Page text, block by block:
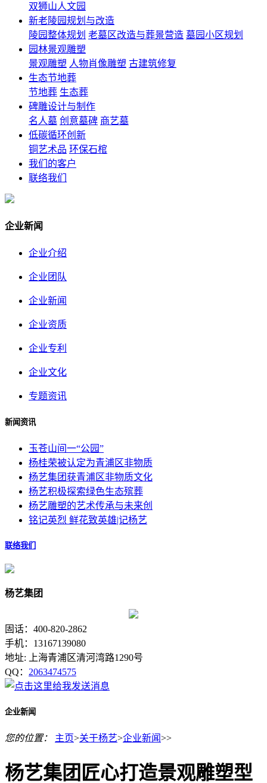
双狮山人文园
新老陵园规划与改造
陵园整体规划 老墓区改造与葬景营造 墓园小区规划
园林景观雕塑
景观雕塑 人物肖像雕塑 古建筑修复
生态节地葬
节地葬 生态葬
碑雕设计与制作
名人墓 创意墓碑 商艺墓
低碳循环创新
铜艺术品 环保石棺
我们的客户
联络我们
企业新闻
企业介绍
企业团队
企业新闻
企业资质
企业专利
企业文化
专题资讯
新闻资讯
玉苍山间一“公园”
杨桂荣被认定为青浦区非物质
杨艺集团获青浦区非物质文化
杨艺积极探索绿色生态殡葬
杨艺雕塑的艺术传承与未来创
铭记英烈 鲜花致英雄|记杨艺
联络我们
杨艺集团
固话：400-820-2862
手机：13167139080
地址: 上海青浦区清河湾路1290号
QQ： 2063474575
企业新闻
您的位置： 主页>关于杨艺>企业新闻>>
杨艺集团匠心打造景观雕塑型